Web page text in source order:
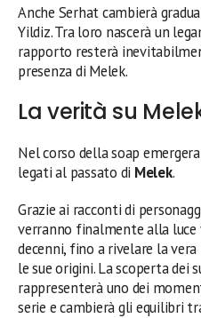
Anche Serhat cambierà
Yildiz. Tra loro nascerà un
rapporto resterà
presenza di Melek.
La verità su
Nel corso della soap
legati al passato di Melek.
Grazie ai racconti di
verranno finalmente alla luce
decenni, fino a rivelare la
le sue origini. La scoperta dei
rappresenterà uno dei
serie e cambierà gli equilibri